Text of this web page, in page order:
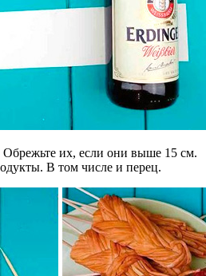
их, если они выше 15 см.
В том числе и перец.